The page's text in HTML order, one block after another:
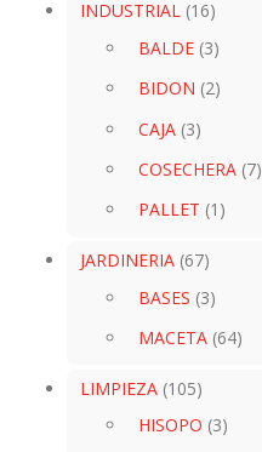
INDUSTRIAL (16)
BALDE (3)
BIDON (2)
CAJA (3)
COSECHERA (7)
PALLET (1)
JARDINERIA (67)
BASES (3)
MACETA (64)
LIMPIEZA (105)
HISOPO (3)